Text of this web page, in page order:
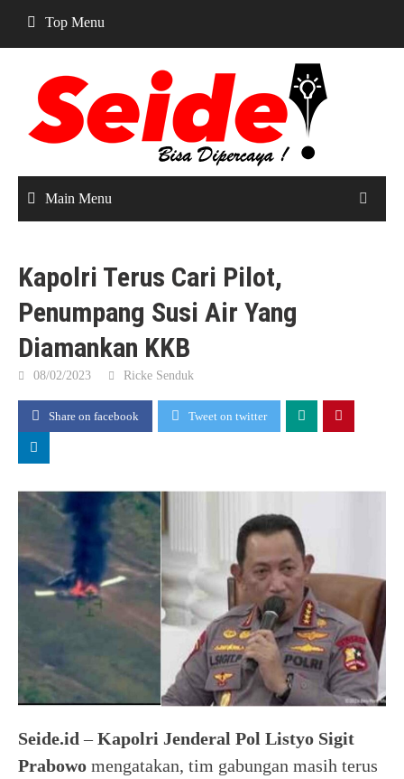
content
Top Menu
Main Menu
Kapolri Terus Cari Pilot,
Penumpang Susi Air Yang
Diamankan KKB
08/02/2023 Ricke Senduk
Share on facebook Tweet on twitter
Seide.id –Kapolri Jenderal Pol Listyo Sigit
Prabowo mengatakan, tim gabungan masih terus